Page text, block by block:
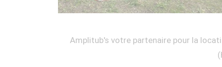
Amplitub's votre partenaire pour la